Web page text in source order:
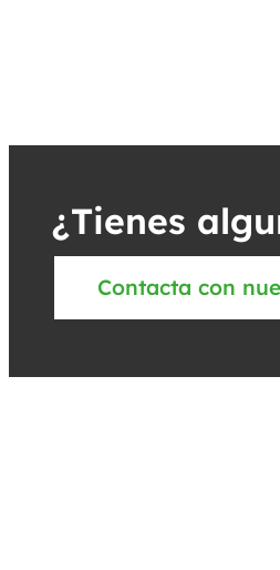
¿Tienes
Contacta con